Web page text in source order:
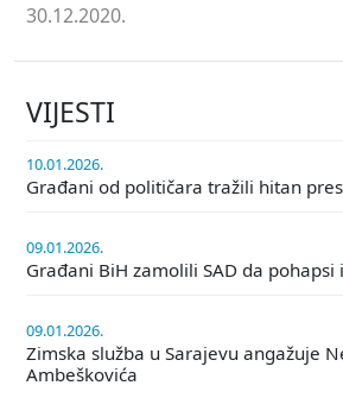
30.12.2020.
VIJESTI
10.01.2026.
Građani od političara tražili hitan
09.01.2026.
Građani BiH zamolili SAD da
09.01.2026.
Zimska služba u Sarajevu angažuje
Ambeškovića